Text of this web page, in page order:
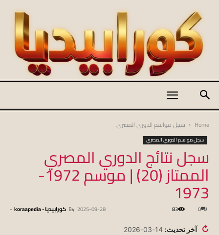
Home سجل مواسم الدوري المصري
سجل مواسم الدوري المصري
سجل نتائج الدوري المصري
الممتاز (20) | موسم 1972-
1973
By كورابيديا - koraapedia - 2025-09-28 0
83
↻ آخر تحديث: 14-03-2026